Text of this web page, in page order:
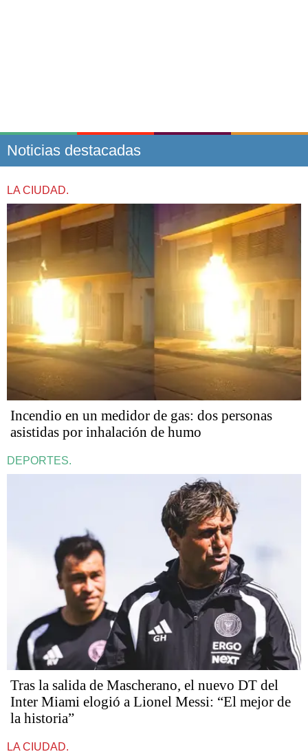
Noticias destacadas
LA CIUDAD.
Incendio en un medidor de gas: dos personas
asistidas por inhalación de humo
DEPORTES.
Tras la salida de Mascherano, el nuevo DT del
Inter Miami elogió a Lionel Messi: “El mejor de
la historia”
LA CIUDAD.